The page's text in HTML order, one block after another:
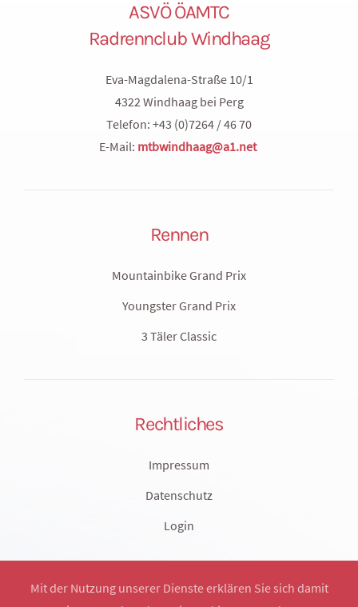
ASVÖ ÖAMTC
Radrennclub Windhaag
Eva-Magdalena-Straße 10/1
4322 Windhaag bei Perg
Telefon: +43 (0)7264 / 46 70
E-Mail: mtbwindhaag@a1.net
Rennen
Mountainbike Grand Prix
Youngster Grand Prix
3 Täler Classic
Rechtliches
Impressum
Datenschutz
Login
Mit der Nutzung unserer Dienste erklären Sie sich damit